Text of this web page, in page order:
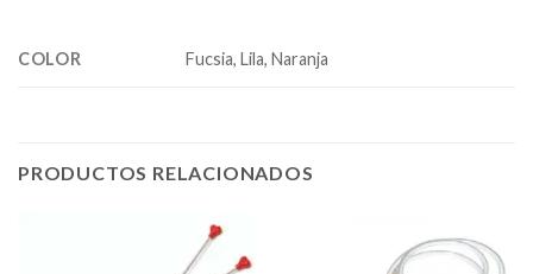
COLOR Fucsia, Lila, Naranja
PRODUCTOS RELACIONADOS